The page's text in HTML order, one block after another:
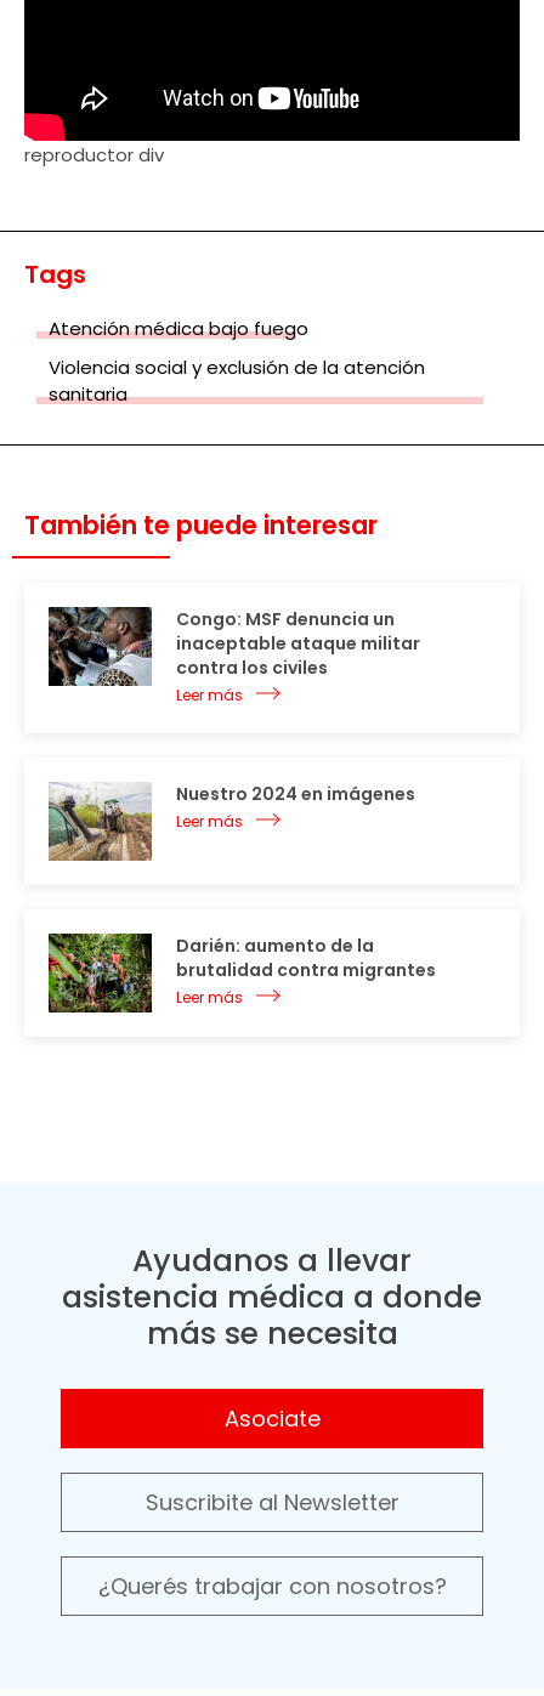
reproductor div
Tags
Atención médica bajo fuego
Violencia social y exclusión de la atención
sanitaria
También te puede interesar
Congo: MSF denuncia un
inaceptable ataque militar
contra los civiles
Leer más
Nuestro 2024 en imágenes
Leer más
Darién: aumento de la
brutalidad contra migrantes
Leer más
Ayudanos a llevar
asistencia médica a donde
más se necesita
Asociate
Suscribite al Newsletter
¿Querés trabajar con nosotros?